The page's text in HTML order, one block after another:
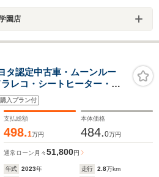
園店
認定中古車・ムーンルー
レコ・シートヒーター・ベ
購入プラン付
支払総額
498.1万円
本体価格
484.0万円
通常ローン 月々51,800円
年式 2023年 走行 2.8万km